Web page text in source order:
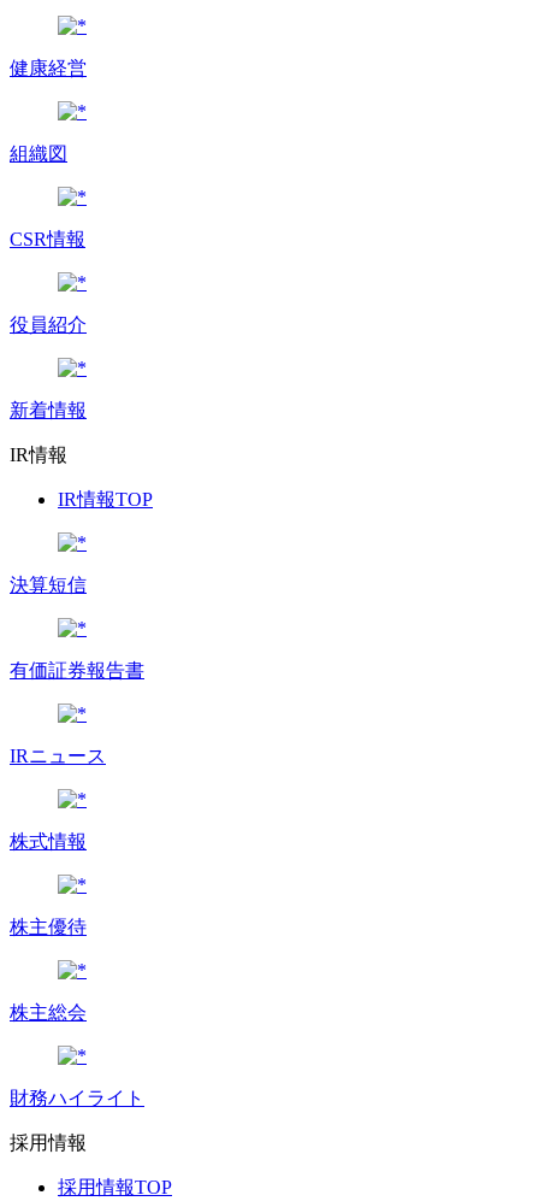
健康経営
組織図
CSR情報
役員紹介
新着情報
IR情報
IR情報TOP
決算短信
有価証券報告書
IRニュース
株式情報
株主優待
株主総会
財務ハイライト
採用情報
採用情報TOP